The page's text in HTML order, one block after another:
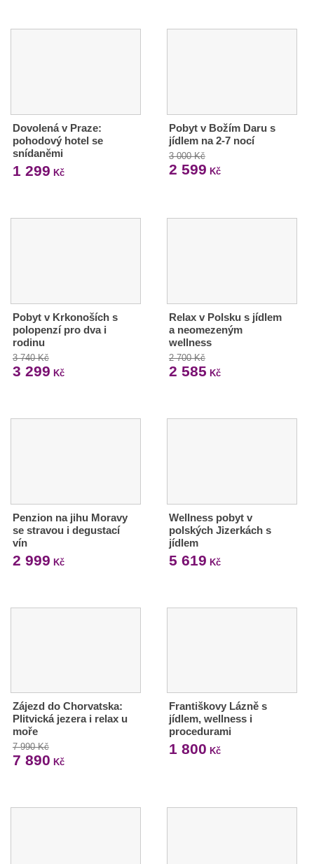
Dovolená v Praze:
pohodový hotel se
snídaněmi
1 299 Kč
Pobyt v Božím Daru s
jídlem na 2-7 nocí
3 000 Kč
2 599 Kč
Pobyt v Krkonoších s
polopenzí pro dva i
rodinu
3 740 Kč
3 299 Kč
Relax v Polsku s jídlem
a neomezeným
wellness
2 700 Kč
2 585 Kč
Penzion na jihu Moravy
se stravou i degustací
vín
2 999 Kč
Wellness pobyt v
polských Jizerkách s
jídlem
5 619 Kč
Zájezd do Chorvatska:
Plitvická jezera i relax u
moře
7 990 Kč
7 890 Kč
Františkovy Lázně s
jídlem, wellness i
procedurami
1 800 Kč